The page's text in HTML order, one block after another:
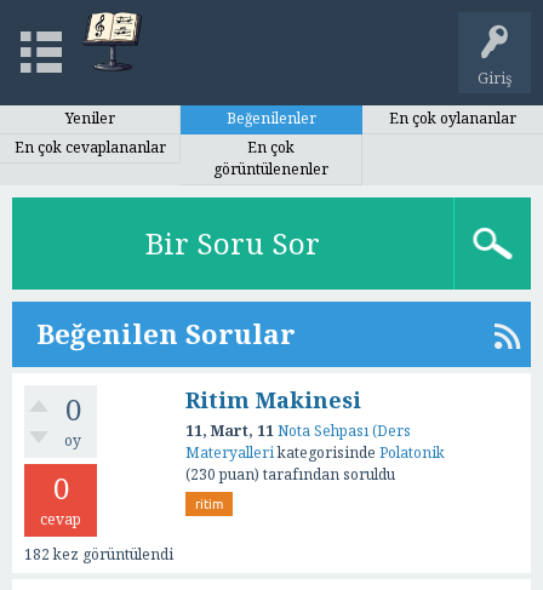
Giriş
Yeniler
Beğenilenler
En çok oylananlar
En çok cevaplananlar
En çok
görüntülenenler
Bir Soru Sor
Beğenilen Sorular
0
oy
0
cevap
182kez görüntülendi
Ritim Makinesi
11, Mart, 11Nota Sehpası (Ders
Materyallerikategorisinde Polatonik
(230puan) tarafından soruldu
ritim